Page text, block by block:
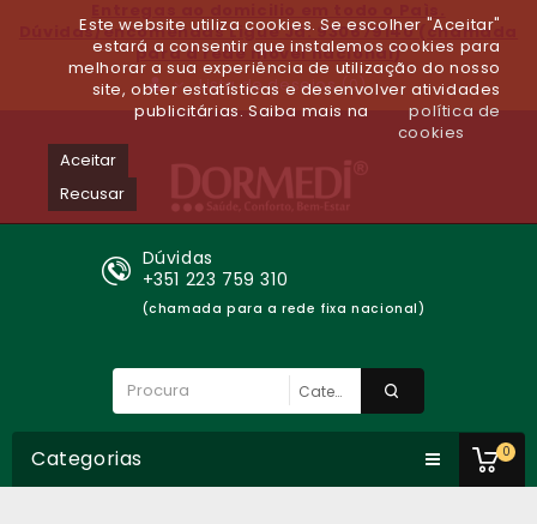
Dúvidas/encomendas Ligue Já: 930679140 (chamada
para a rede móvel nacional)
Lista de desejos (0)
0
Dúvidas
+351 223 759 310
(chamada para a rede fixa nacional)
Categorias
Este website utiliza cookies. Se escolher "Aceitar"
estará a consentir que instalemos cookies para
melhorar a sua experiência de utilização do nosso
site, obter estatísticas e desenvolver atividades
publicitárias. Saiba mais na
política de
cookies
Aceitar
Recusar